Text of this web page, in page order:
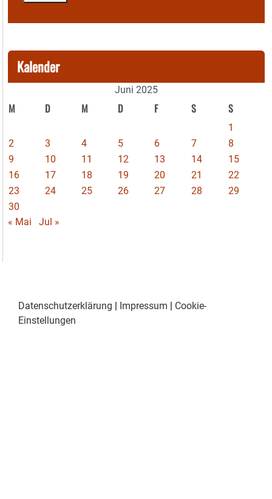
Kalender
Juni 2025
M D M D F S S
1
2
3 4 5 6 7
8
9
10 11 12 13 14
15
16
17 18 19 20 21
22
23
24 25 26 27 28
29
30
« Mai
Jul »
Datenschutzerklärung Impressum
Cookie-
Einstellungen